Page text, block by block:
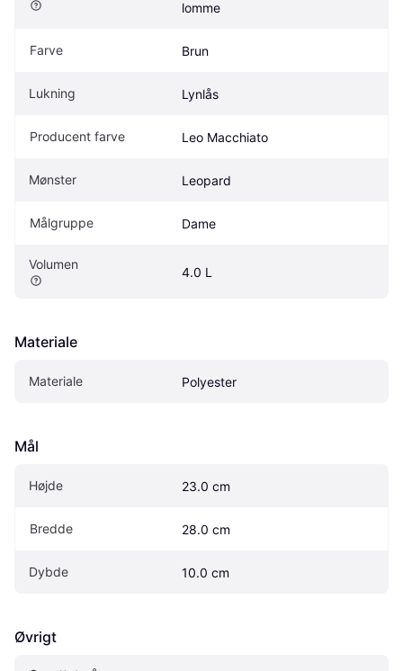
lomme
Farve Brun
Lukning Lynlås
Producent farve Leo Macchiato
Mønster Leopard
Målgruppe Dame
Volumen
4.0 L
Materiale
Materiale Polyester
Mål
Højde 23.0 cm
Bredde 28.0 cm
Dybde 10.0 cm
Øvrigt